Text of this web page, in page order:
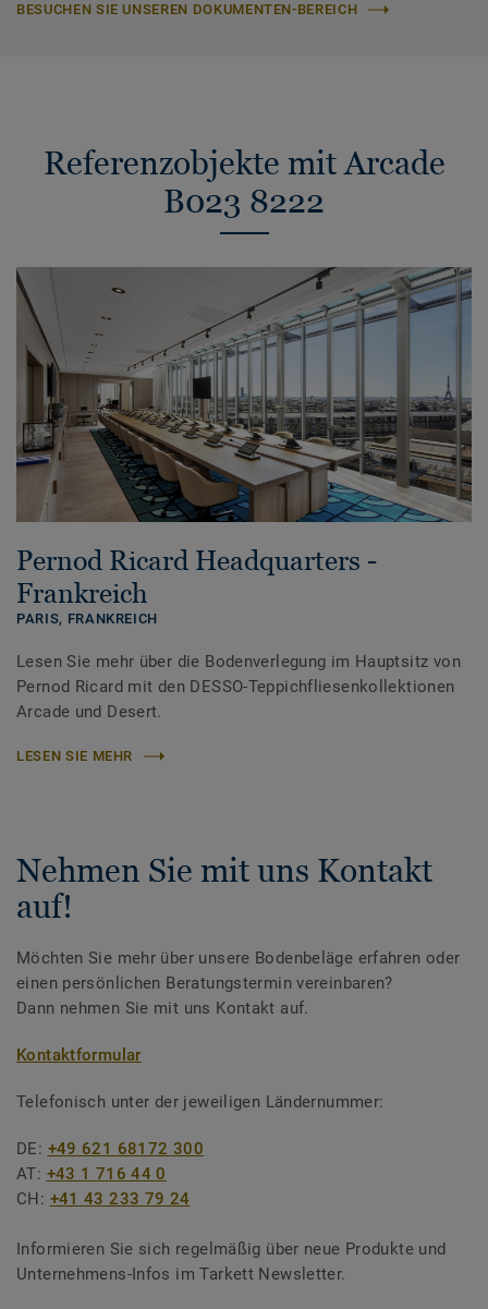
BESUCHEN SIE UNSEREN DOKUMENTEN-BEREICH
Referenzobjekte mit Arcade
B023 8222
Pernod Ricard Headquarters -
Frankreich
PARIS, FRANKREICH
Lesen Sie mehr über die Bodenverlegung im Hauptsitz von
Pernod Ricard mit den DESSO-Teppichfliesenkollektionen
Arcade und Desert.
LESEN SIE MEHR
Nehmen Sie mit uns Kontakt
auf!
Möchten Sie mehr über unsere Bodenbeläge erfahren oder
einen persönlichen Beratungstermin vereinbaren?
Dann nehmen Sie mit uns Kontakt auf.
Kontaktformular
Telefonisch unter der jeweiligen Ländernummer:
DE: +49 621 68172 300
AT: +43 1 716 44 0
CH: +41 43 233 79 24
Informieren Sie sich regelmäßig über neue Produkte und
Unternehmens-Infos im Tarkett Newsletter.